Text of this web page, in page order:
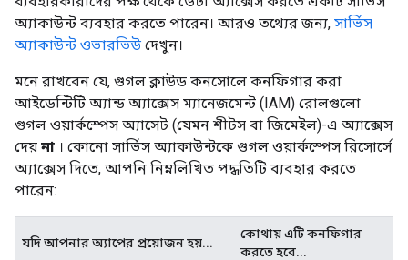
অ্যাকাউন্ট ব্যবহার করতে পারেন। আরও তথ্যের জন্য, সার্ভিস
অ্যাকাউন্ট ওভারভিউ দেখুন।
মনে রাখবেন যে, গুগল ক্লাউড কনসোলে কনফিগার করা
আইডেন্টিটি অ্যান্ড অ্যাক্সেস ম্যানেজমেন্ট (IAM) রোলগুলো
গুগল ওয়ার্কস্পেস অ্যাসেট (যেমন শীটস বা জিমেইল)-এ অ্যাক্সেস
দেয় না । কোনো সার্ভিস অ্যাকাউন্টকে গুগল ওয়ার্কস্পেস রিসোর্সে
অ্যাক্সেস দিতে, আপনি নিম্নলিখিত পদ্ধতিটি ব্যবহার করতে
পারেন:
যদি আপনার অ্যাপের প্রয়োজন হয়...
কোথায় এটি কনফিগার
করতে হবে...